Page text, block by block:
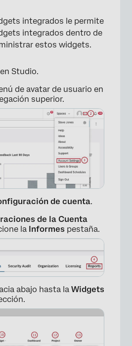
×
×
integrados le permite
integrados dentro de
estos widgets.
Studio.
de avatar de usuario en
superior.
de cuenta.
de la Cuenta
la Informes pestaña.
abajo hasta la Widgets